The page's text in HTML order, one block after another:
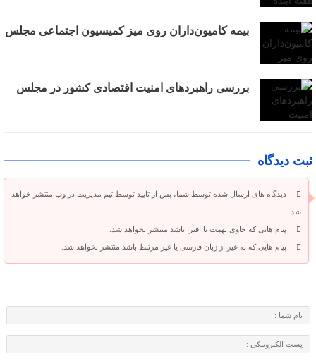
بیمه کامیون‌داران روی میز کمیسیون اجتماعی مجلس
بررسی راهبردهای امنیت اقتصادی کشور در مجلس
ثبت دیدگاه
دیدگاه های ارسال شده توسط شما، پس از تایید توسط تیم مدیریت در وب منتشر خواهد
شد.
پیام هایی که حاوی تهمت یا افترا باشد منتشر نخواهد شد.
پیام هایی که به غیر از زبان فارسی یا غیر مرتبط باشد منتشر نخواهد شد.